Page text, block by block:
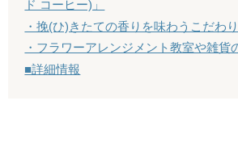
ド コーヒー)」
・挽(ひ)きたての香りを味わうこだわ
・フラワーアレンジメント教室や雑貨
■詳細情報